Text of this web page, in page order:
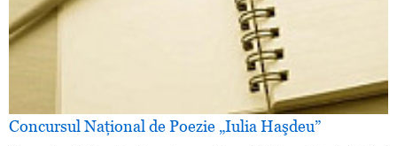
Concursul Naţional de Poezie „Iulia Haşdeu”